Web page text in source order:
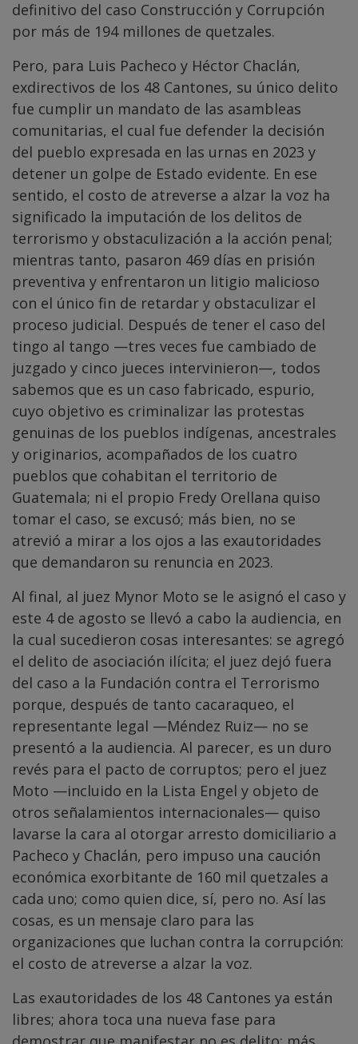
definitivo del caso Construcción y Corrupción
por más de 194 millones de quetzales.
Pero, para Luis Pacheco y Héctor Chaclán,
exdirectivos de los 48 Cantones, su único delito
fue cumplir un mandato de las asambleas
comunitarias, el cual fue defender la decisión
del pueblo expresada en las urnas en 2023 y
detener un golpe de Estado evidente. En ese
sentido, el costo de atreverse a alzar la voz ha
significado la imputación de los delitos de
terrorismo y obstaculización a la acción penal;
mientras tanto, pasaron 469 días en prisión
preventiva y enfrentaron un litigio malicioso
con el único fin de retardar y obstaculizar el
proceso judicial. Después de tener el caso del
tingo al tango —tres veces fue cambiado de
juzgado y cinco jueces intervinieron—, todos
sabemos que es un caso fabricado, espurio,
cuyo objetivo es criminalizar las protestas
genuinas de los pueblos indígenas, ancestrales
y originarios, acompañados de los cuatro
pueblos que cohabitan el territorio de
Guatemala; ni el propio Fredy Orellana quiso
tomar el caso, se excusó; más bien, no se
atrevió a mirar a los ojos a las exautoridades
que demandaron su renuncia en 2023.
Al final, al juez Mynor Moto se le asignó el caso y
este 4 de agosto se llevó a cabo la audiencia, en
la cual sucedieron cosas interesantes: se agregó
el delito de asociación ilícita; el juez dejó fuera
del caso a la Fundación contra el Terrorismo
porque, después de tanto cacaraqueo, el
representante legal —Méndez Ruiz— no se
presentó a la audiencia. Al parecer, es un duro
revés para el pacto de corruptos; pero el juez
Moto —incluido en la Lista Engel y objeto de
otros señalamientos internacionales— quiso
lavarse la cara al otorgar arresto domiciliario a
Pacheco y Chaclán, pero impuso una caución
económica exorbitante de 160 mil quetzales a
cada uno; como quien dice, sí, pero no. Así las
cosas, es un mensaje claro para las
organizaciones que luchan contra la corrupción:
el costo de atreverse a alzar la voz.
Las exautoridades de los 48 Cantones ya están
libres; ahora toca una nueva fase para